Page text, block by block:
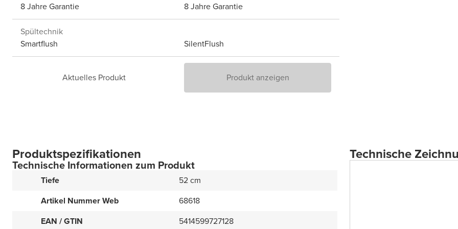
8 Jahre Garantie
8 Jahre Garantie
Spültechnik
Smartflush
SilentFlush
Aktuelles Produkt Produkt anzeigen
Produktspezifikationen
Technische Informationen zum Produkt
Tiefe
52 cm
Artikel Nummer Web
68618
EAN / GTIN
5414599727128
Technische